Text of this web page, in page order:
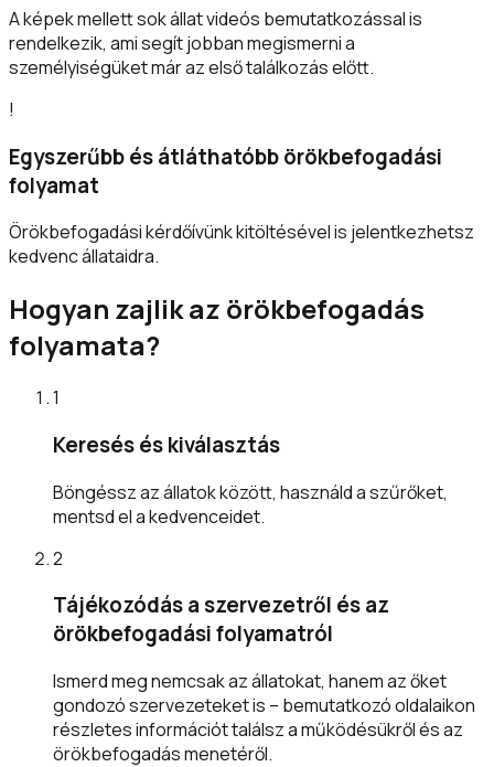
A képek mellett sok állat videós bemutatkozással is
rendelkezik, ami segít jobban megismerni a
személyiségüket már az első találkozás előtt.
!
Egyszerűbb és átláthatóbb örökbefogadási
folyamat
Örökbefogadási kérdőívünk kitöltésével is jelentkezhetsz
kedvenc állataidra.
Hogyan zajlik az örökbefogadás
folyamata?
1
Keresés és kiválasztás
Böngéssz az állatok között, használd a szűrőket,
mentsd el a kedvenceidet.
2
Tájékozódás a szervezetről és az
örökbefogadási folyamatról
Ismerd meg nemcsak az állatokat, hanem az őket
gondozó szervezeteket is – bemutatkozó oldalaikon
részletes információt találsz a működésükről és az
örökbefogadás menetéről.